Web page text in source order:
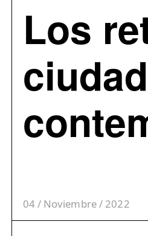
Los
04 / Noviembre / 2022